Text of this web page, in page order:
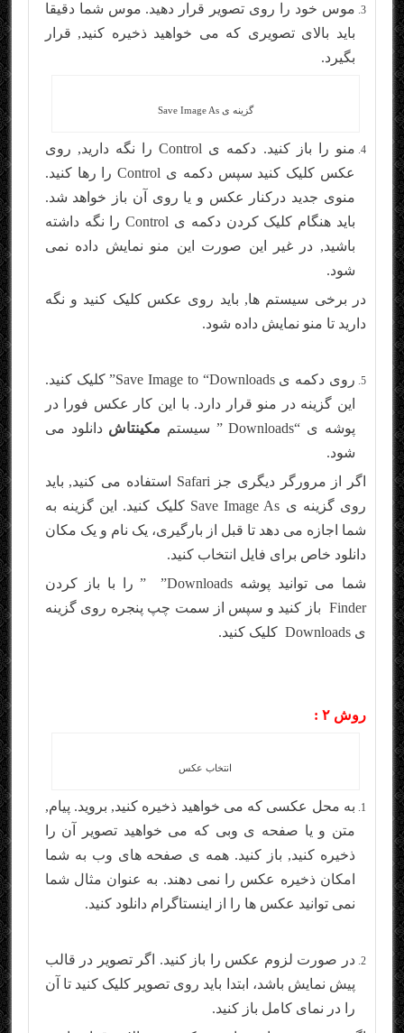
موس خود را روی تصویر قرار دهید. موس شما دقیقا
باید بالای تصویری که می خواهید ذخیره کنید, قرار
بگیرد.
گزینه ی Save Image As
منو را باز کنید. دکمه ی Control را نگه دارید, روی
عکس کلیک کنید سپس دکمه ی Control را رها کنید.
منوی جدید درکنار عکس و یا روی آن باز خواهد شد.
باید هنگام کلیک کردن دکمه ی Control را نگه داشته
باشید, در غیر این صورت این منو نمایش داده نمی
شود.
در برخی سیستم ها, باید روی عکس کلیک کنید و نگه
دارید تا منو نمایش داده شود.
روی دکمه ی Save Image to “Downloads” کلیک کنید.
این گزینه در منو قرار دارد. با این کار عکس فورا در
پوشه ی “Downloads ” سیستم
مکینتاش دانلود می
شود.
اگر از مرورگر دیگری جز Safari استفاده می کنید, باید
روی گزینه ی Save Image As کلیک کنید. این گزینه به
شما اجازه می دهد تا قبل از بارگیری، یک نام و یک مکان
دانلود خاص برای فایل انتخاب کنید.
شما می توانید پوشه Downloads” ” را با باز کردن
Finder باز کنید و سپس از سمت چپ پنجره روی گزینه
ی Downloads کلیک کنید.
روش ۲ :
انتخاب عکس
به محل عکسی که می خواهید ذخیره کنید, بروید. پیام,
متن و یا صفحه ی وبی که می خواهید تصویر آن را
ذخیره کنید, باز کنید. همه ی صفحه های وب به شما
امکان ذخیره عکس را نمی دهند. به عنوان مثال شما
نمی توانید عکس ها را از اینستاگرام دانلود کنید.
در صورت لزوم عکس را باز کنید. اگر تصویر در قالب
پیش نمایش باشد، ابتدا باید روی تصویر کلیک کنید تا آن
را در نمای کامل باز کنید.